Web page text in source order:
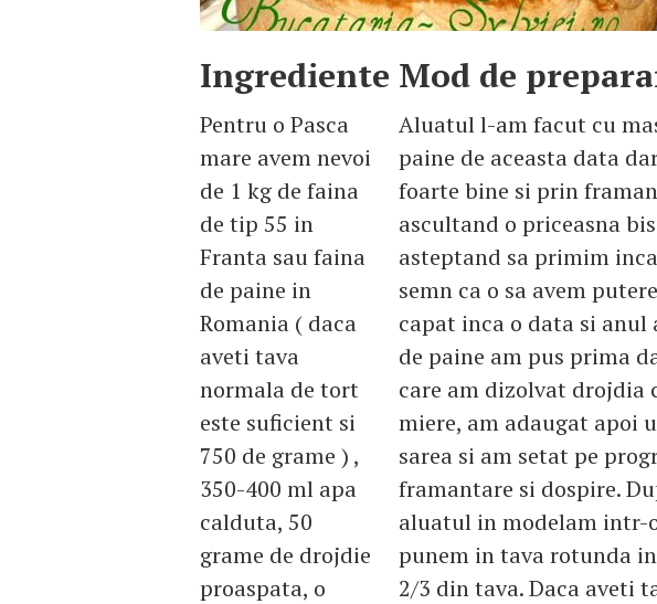
Ingrediente
Pentru o Pasca
mare avem nevoi
de 1 kg de faina
de tip 55 in
Franta sau faina
de paine in
Romania ( daca
aveti tava
normala de tort
este suficient si
750 de grame ) ,
350-400 ml apa
calduta, 50
grame de drojdie
proaspata, o
Mod de
Aluatul l-am facut cu
paine de aceasta data
foarte bine si prin
ascultand o priceasna
asteptand sa primim
semn ca o sa avem
capat inca o data si anul
de paine am pus prima
care am dizolvat drojdia
miere, am adaugat apoi
sarea si am setat pe
framantare si dospire.
aluatul in modelam intr-
punem in tava rotunda
2/3 din tava. Daca aveti